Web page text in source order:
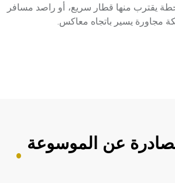
يقترب منها قطار سريع، أو راصد مسافر
مجاورة يسير باتجاه معاكس.
عن الموسوعة